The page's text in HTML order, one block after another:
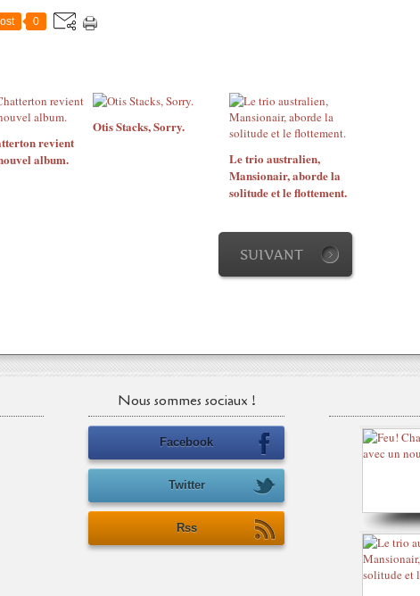
0
revient
album.
Otis Stacks, Sorry.
Le trio australien,
Mansionair, aborde la
solitude et le flottement.
SUIVANT
Nous sommes sociaux !
Facebook
Twitter
Rss